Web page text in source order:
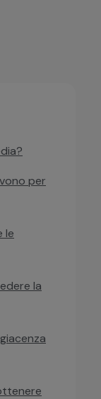
per
le
la